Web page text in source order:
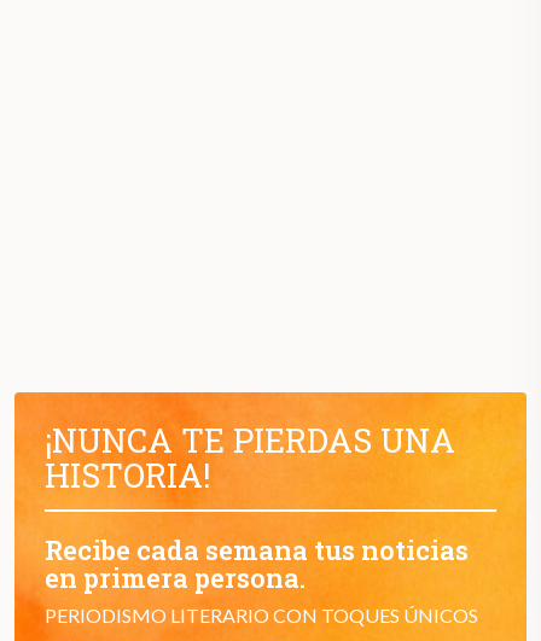
¡NUNCA TE PIERDAS UNA
HISTORIA!
Recibe cada semana tus noticias
en primera persona.
PERIODISMO LITERARIO CON TOQUES ÚNICOS